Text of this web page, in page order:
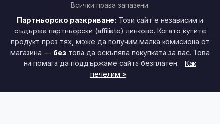
Всички права запазени.
Партньорско разкриване: Този сайт е независим и
съдържа партньорски (affiliate) линкове. Когато купите
продукт през тях, може да получим малка комисиона от
магазина — без това да оскъпява покупката за вас. Това
ни помага да поддържаме сайта безплатен.
Как
печелим »